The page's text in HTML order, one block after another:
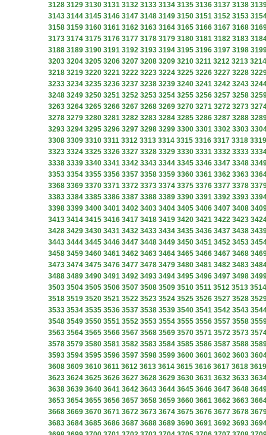
3128 3129 3130 3131 3132 3133 3134 3135 3136 3137 3138
3143 3144 3145 3146 3147 3148 3149 3150 3151 3152 3153
3158 3159 3160 3161 3162 3163 3164 3165 3166 3167 3168
3173 3174 3175 3176 3177 3178 3179 3180 3181 3182 3183
3188 3189 3190 3191 3192 3193 3194 3195 3196 3197 3198
3203 3204 3205 3206 3207 3208 3209 3210 3211 3212 3213 3214
3218 3219 3220 3221 3222 3223 3224 3225 3226 3227 3228
3233 3234 3235 3236 3237 3238 3239 3240 3241 3242 3243
3248 3249 3250 3251 3252 3253 3254 3255 3256 3257 3258
3263 3264 3265 3266 3267 3268 3269 3270 3271 3272 3273
3278 3279 3280 3281 3282 3283 3284 3285 3286 3287 3288
3293 3294 3295 3296 3297 3298 3299 3300 3301 3302 3303
3308 3309 3310 3311 3312 3313 3314 3315 3316 3317 3318 3319
3323 3324 3325 3326 3327 3328 3329 3330 3331 3332 3333
3338 3339 3340 3341 3342 3343 3344 3345 3346 3347 3348
3353 3354 3355 3356 3357 3358 3359 3360 3361 3362 3363
3368 3369 3370 3371 3372 3373 3374 3375 3376 3377 3378
3383 3384 3385 3386 3387 3388 3389 3390 3391 3392 3393
3398 3399 3400 3401 3402 3403 3404 3405 3406 3407 3408
3413 3414 3415 3416 3417 3418 3419 3420 3421 3422 3423
3428 3429 3430 3431 3432 3433 3434 3435 3436 3437 3438
3443 3444 3445 3446 3447 3448 3449 3450 3451 3452 3453
3458 3459 3460 3461 3462 3463 3464 3465 3466 3467 3468
3473 3474 3475 3476 3477 3478 3479 3480 3481 3482 3483
3488 3489 3490 3491 3492 3493 3494 3495 3496 3497 3498
3503 3504 3505 3506 3507 3508 3509 3510 3511 3512 3513 3514
3518 3519 3520 3521 3522 3523 3524 3525 3526 3527 3528
3533 3534 3535 3536 3537 3538 3539 3540 3541 3542 3543
3548 3549 3550 3551 3552 3553 3554 3555 3556 3557 3558
3563 3564 3565 3566 3567 3568 3569 3570 3571 3572 3573
3578 3579 3580 3581 3582 3583 3584 3585 3586 3587 3588
3593 3594 3595 3596 3597 3598 3599 3600 3601 3602 3603
3608 3609 3610 3611 3612 3613 3614 3615 3616 3617 3618 3619
3623 3624 3625 3626 3627 3628 3629 3630 3631 3632 3633
3638 3639 3640 3641 3642 3643 3644 3645 3646 3647 3648
3653 3654 3655 3656 3657 3658 3659 3660 3661 3662 3663
3668 3669 3670 3671 3672 3673 3674 3675 3676 3677 3678
3683 3684 3685 3686 3687 3688 3689 3690 3691 3692 3693